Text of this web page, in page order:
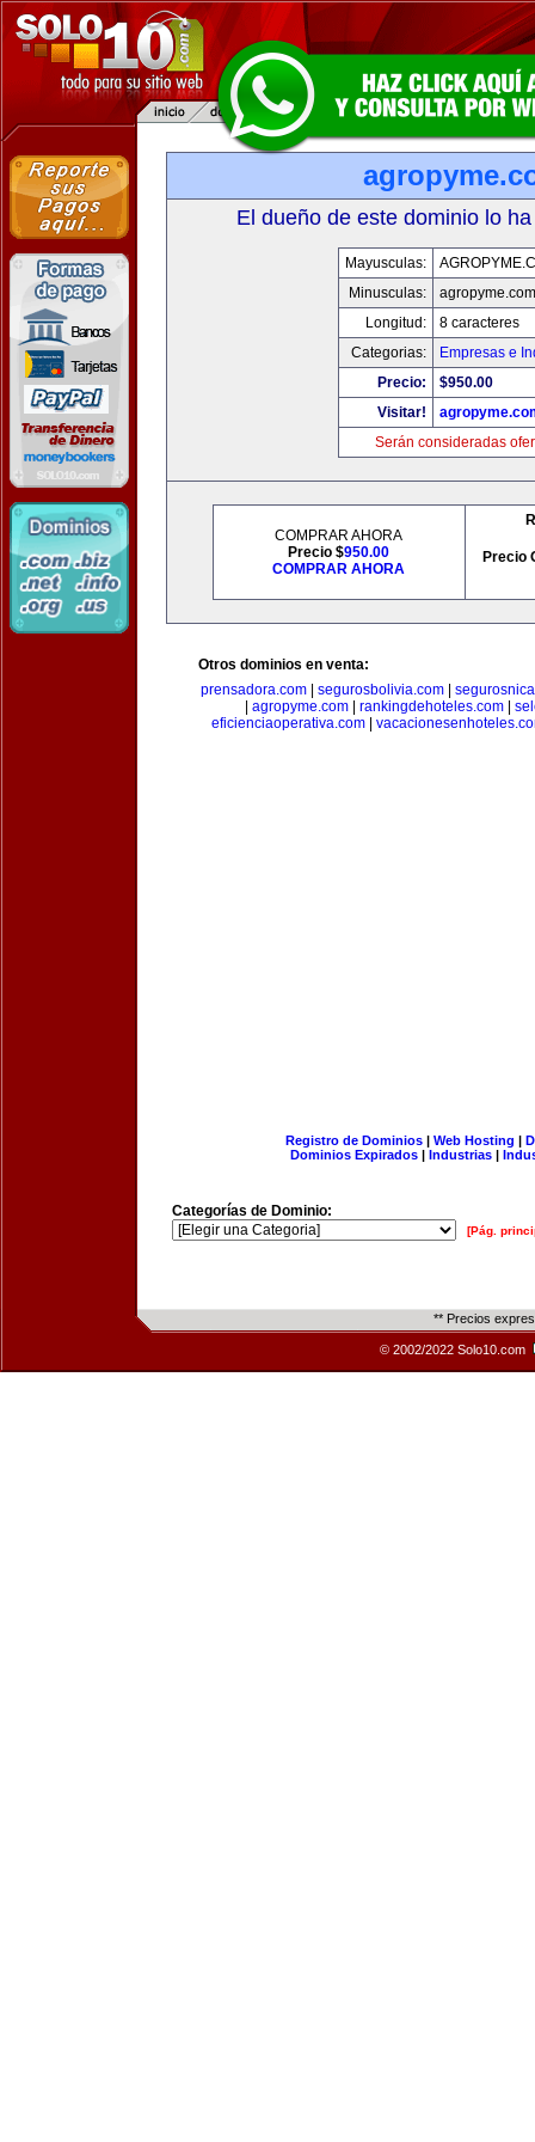
El dueño de este dominio lo
Mayusculas:
Minusculas:
agropyme.com
Longitud:
8 caracteres
Categorias:
Empresas e
Precio:
$950.00
Visitar!
Serán consideradas
COMPRAR AHORA
Precio $950.00
COMPRAR AHORA
Precio
Otros dominios en venta:
prensadora.com| segurosbolivia.com|
agropyme.com| rankingdehoteles.com|
eficienciaoperativa.com
Registro de Dominios| Web Hosting |
Dominios Expirados | Industrias |
Categorías de Dominio:
[Pág.
** Precios
© 2002/2022 Solo10.com